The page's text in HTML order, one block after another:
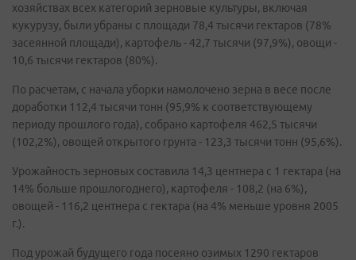
хозяйствах всех категорий зерновые культуры, включая
кукурузу, были убраны с площади 78,4 тысячи гектаров (78%
засеянной площади), картофель - 42,7 тысячи (97,9%), овощи -
10,6 тысячи гектаров (80%).
По расчетам, с начала уборки намолочено зерна в весе после
доработки 112,4 тысячи тонн (95,9% к соответствующему
периоду прошлого года), собрано картофеля 462,5 тысячи
(102,2%), овощей открытого грунта - 123,3 тысячи тонн (95,6%).
Урожайность зерновых составила 14,3 центнера с 1 гектара (на
14% больше прошлогоднего), картофеля - 108,2 (на 6%),
овощей - 116,2 центнера с гектара (на 4% меньше уровня 2005
г.).
Под урожай будущего года посеяно озимых 1290 гектаров